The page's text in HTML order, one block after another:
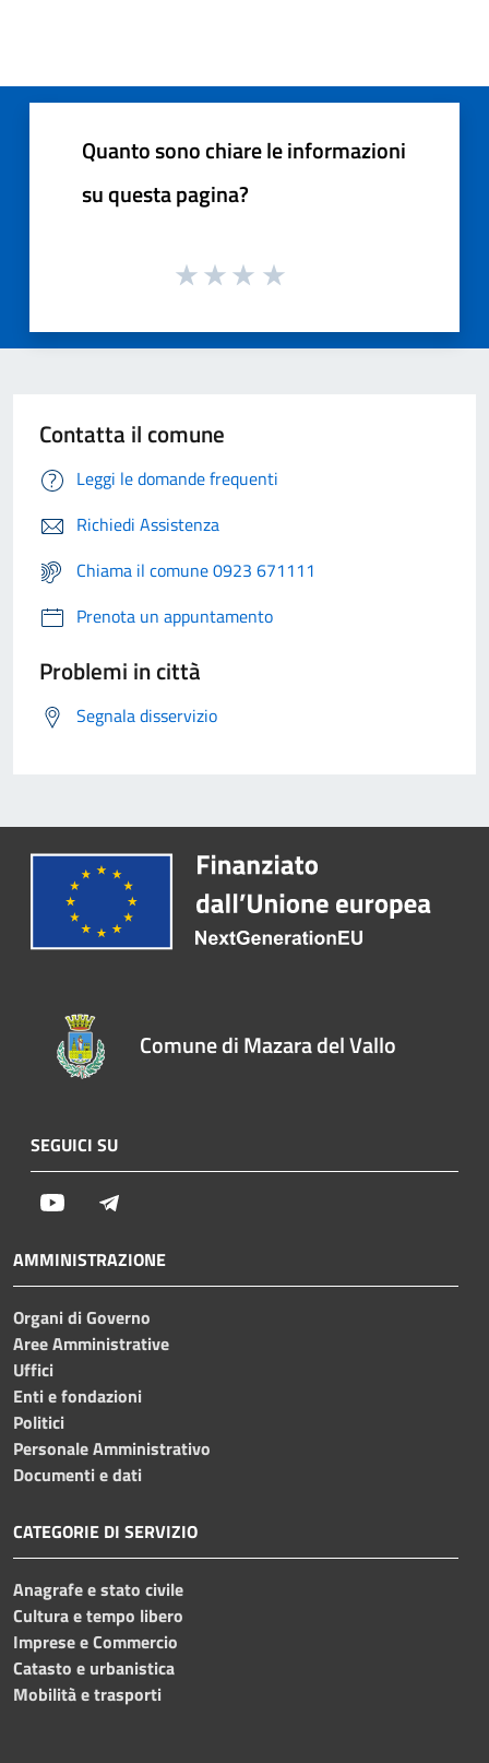
Quanto sono chiare le informazioni
su questa pagina?
Contatta il comune
Leggi le domande frequenti
Richiedi Assistenza
Chiama il comune 0923 671111
Prenota un appuntamento
Problemi in città
Segnala disservizio
Comune di Mazara del Vallo
SEGUICI SU
Youtube
AMMINISTRAZIONE
Organi di Governo
Aree Amministrative
Uffici
Enti e fondazioni
Politici
Personale Amministrativo
Documenti e dati
CATEGORIE DI SERVIZIO
Anagrafe e stato civile
Cultura e tempo libero
Imprese e Commercio
Catasto e urbanistica
Mobilità e trasporti